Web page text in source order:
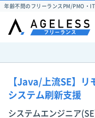
年齢不問のフリーランスPM/PMO・
【Java/上流SE】リ
システム刷新支援
システムエンジニア